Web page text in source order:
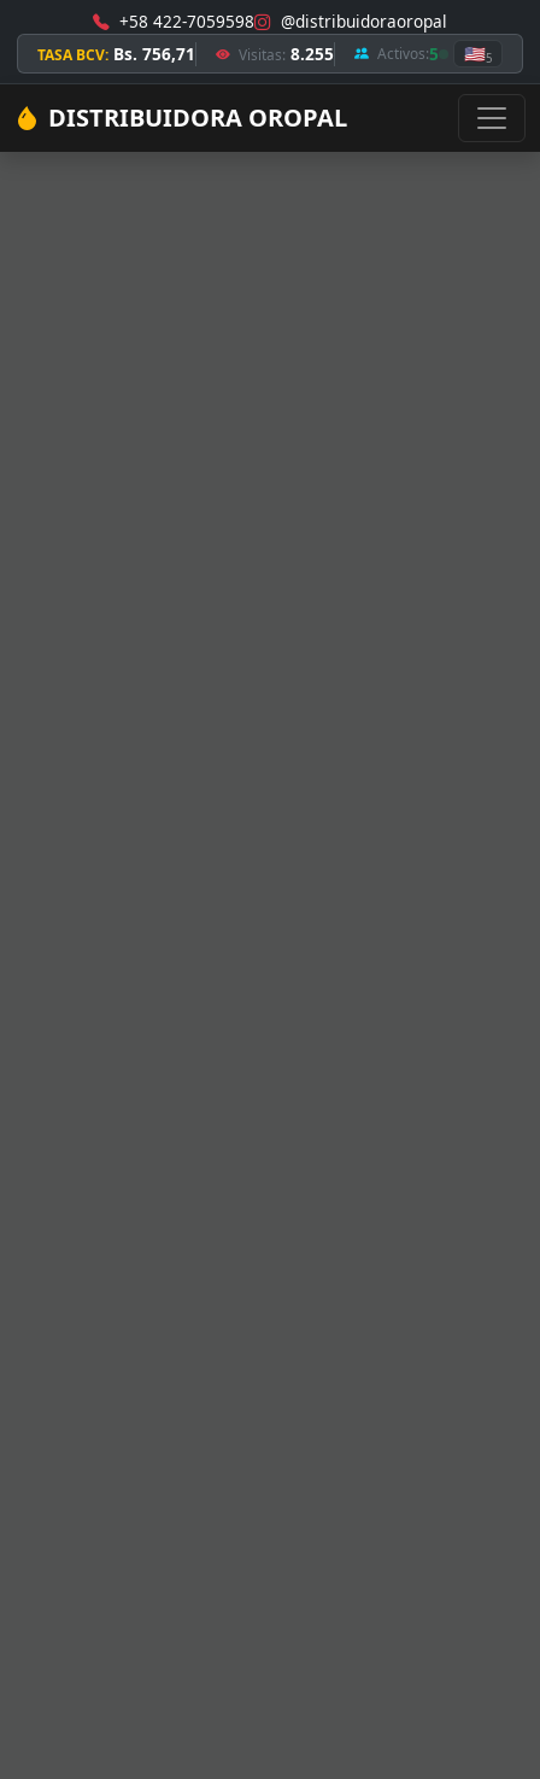
+58 422-7059598 @distribuidoraoropal
TASA BCV: Bs. 756,71 Visitas: 8.255 Activos:5 🇺🇸5
DISTRIBUIDORA OROPAL